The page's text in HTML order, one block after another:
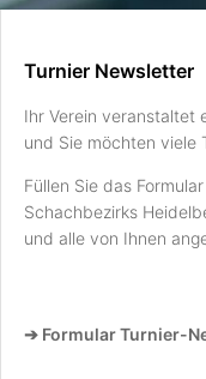
Turnier Newsletter
Ihr Verein veranstaltet
und Sie möchten viele
Füllen Sie das
Schachbezirks
und alle von Ihnen
➔ Formular Turnier-